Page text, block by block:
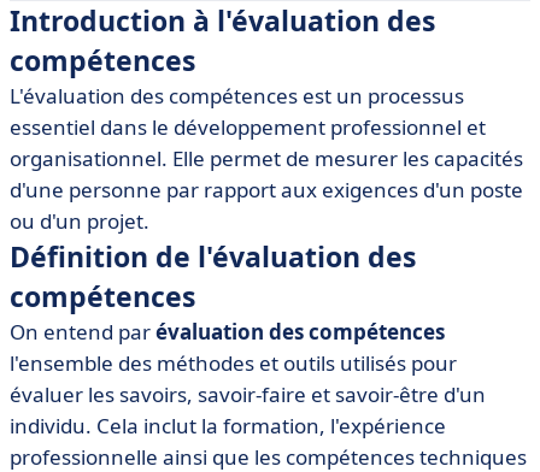
• Introduction à l'évaluation des compétences
• Définition de l'évaluation des compétences
• Importance de l'évaluation des compétences
• Méthodes d'évaluation des compétences
• Outils et logiciels pour l'évaluation des compétences
• Meilleures pratiques pour mener une évaluation des
compétences
• Conclusion
Introduction à l'évaluation des
compétences
L'évaluation des compétences est un processus
essentiel dans le développement professionnel et
organisationnel. Elle permet de mesurer les capacités
d'une personne par rapport aux exigences d'un poste
ou d'un projet.
Définition de l'évaluation des
compétences
On entend parévaluation des compétences
l'ensemble des méthodes et outils utilisés pour
évaluer les savoirs, savoir-faire et savoir-être d'un
individu. Cela inclut la formation, l'expérience
professionnelle ainsi que les compétences techniques